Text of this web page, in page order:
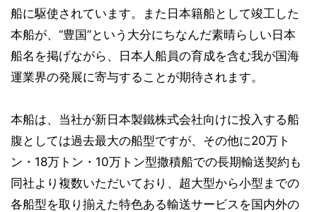
船に駆使されています。また日本籍船として竣工した
本船が、“豊国”という大分にちなんだ素晴らしい日本
船名を掲げながら、日本人船員の育成を含む我が国海
運業界の発展に寄与することが期待されます。
本船は、当社が新日本製鐵株式会社向けに投入する船
腹としては過去最大の船型ですが、その他に20万ト
ン・18万トン・10万トン型撒積船での長期輸送契約も
同社より複数いただいており、超大型から小型までの
各船型を取り揃えた特色ある輸送サービスを国内外の